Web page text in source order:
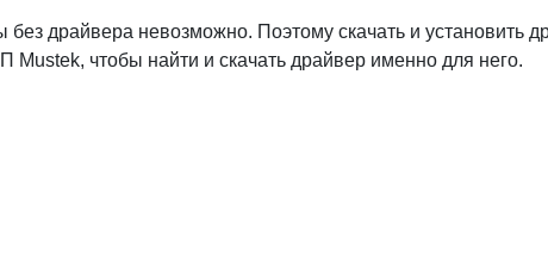
драйвера невозможно. Поэтому скачать и установить
чтобы найти и скачать драйвер именно для него.